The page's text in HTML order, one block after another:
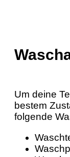
Um deine
bestem
folgende